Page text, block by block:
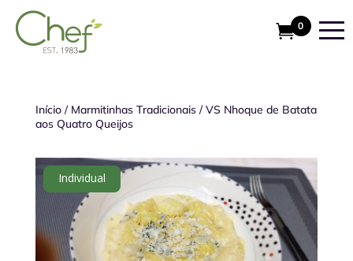
0
Início/ Marmitinhas Tradicionais/VS Nhoque de Batata
aos Quatro Queijos
Individual